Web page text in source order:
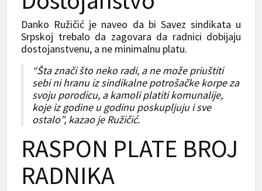
Danko Ružičić je naveo da bi Savez sindikata u
Srpskoj trebalo da zagovara da radnici dobijaju
dostojanstvenu, a ne minimalnu platu.
“Šta znači što neko radi, a ne može priuštiti
sebi ni hranu iz sindikalne potrošačke korpe za
svoju porodicu, a kamoli platiti komunalije,
koje iz godine u godinu poskupljuju i sve
ostalo”, kazao je Ružičić.
RASPON PLATE BROJ
RADNIKA